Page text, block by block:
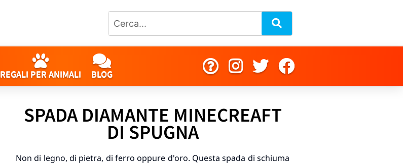
REGALI PER ANIMALI BLOG
SPADA DIAMANTE MINECREAFT
DI SPUGNA
Non di legno, di pietra, di ferro oppure d'oro. Questa spada di schiuma